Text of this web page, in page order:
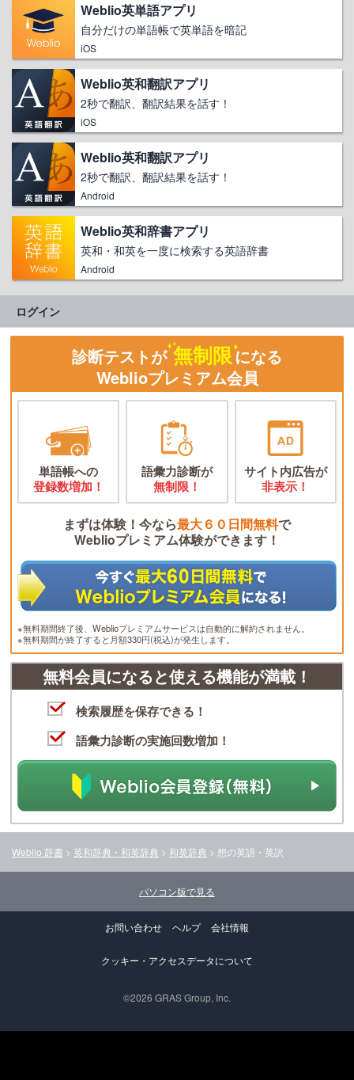
Weblio英単語アプリ
自分だけの単語帳で英単語を暗記
iOS
Weblio英和翻訳アプリ
2秒で翻訳、翻訳結果を話す！
iOS
Weblio英和翻訳アプリ
2秒で翻訳、翻訳結果を話す！
Android
Weblio英和辞書アプリ
英和・和英を一度に検索する英語辞書
Android
ログイン
診断テストが 無制限になる
Weblioプレミアム会員
単語帳への
登録数増加！
語彙力診断が
無制限！
サイト内広告が
非表示！
まずは体験！今なら最大６０日間無料で
Weblioプレミアム体験ができます！
※無料期間終了後、Weblioプレミアムサービスは自動的に解約されません。
※無料期間が終了すると月額330円(税込)が発生します。
無料会員になると使える機能が満載！
検索履歴を保存できる！
語彙力診断の実施回数増加！
Weblio 辞書 > 英和辞典・和英辞典 > 和英辞典 > 想の英語・英訳
パソコン版で見る
お問い合わせ ヘルプ 会社情報
クッキー・アクセスデータについて
©2026 GRAS Group, Inc.